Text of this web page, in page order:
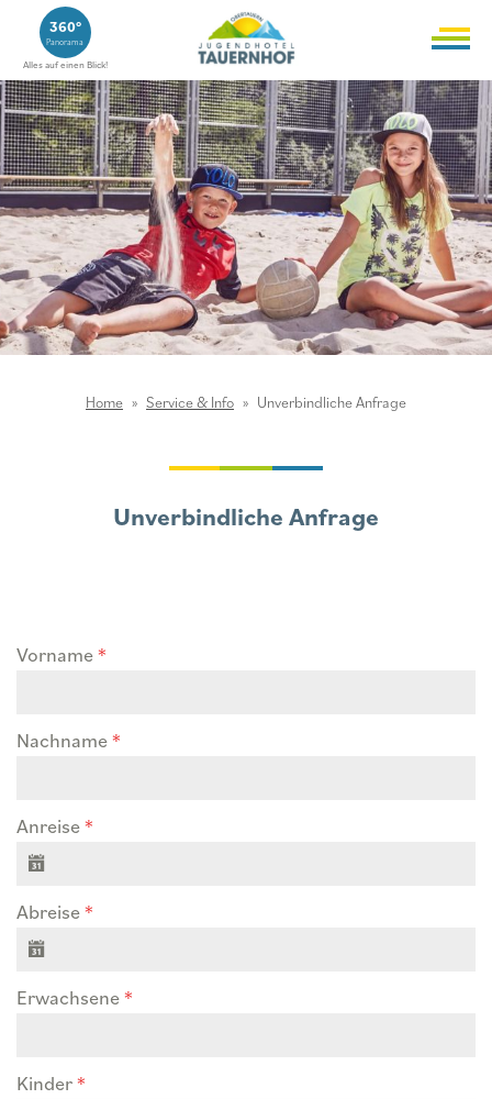
360°
Panorama
Alles auf einen Blick!
Home Service & Info Unverbindliche Anfrage
Unverbindliche Anfrage
Vorname *
Nachname *
Anreise *
Abreise *
Erwachsene *
Kinder *